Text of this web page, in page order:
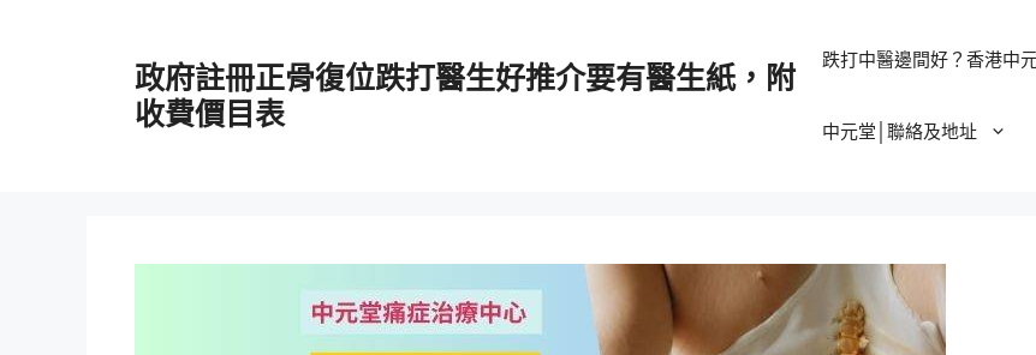
政府註冊正骨復位跌打醫生好推介要有醫生紙，附
收費價目表
跌打中醫邊間好？香港中
中元堂│聯絡及地址